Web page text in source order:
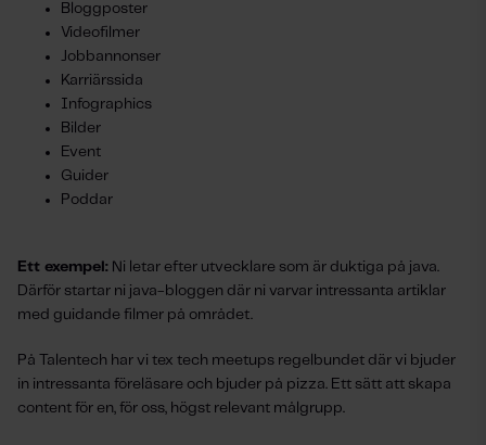
Bloggposter
Videofilmer
Jobbannonser
Karriärssida
Infographics
Bilder
Event
Guider
Poddar
Ett exempel: Ni letar efter utvecklare som är duktiga på java.
Därför startar ni java-bloggen där ni varvar intressanta artiklar
med guidande filmer på området.
På Talentech har vi tex tech meetups regelbundet där vi bjuder
in intressanta föreläsare och bjuder på pizza. Ett sätt att skapa
content för en, för oss, högst relevant målgrupp.